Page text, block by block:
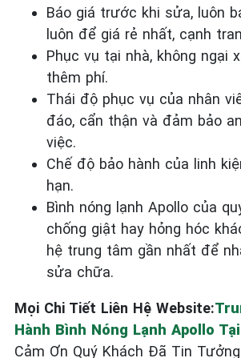
Báo giá trước khi sửa, luôn
luôn để giá rẻ nhất, cạnh
Phục vụ tại nhà, không ngại
thêm phí.
Thái độ phục vụ của nhân
đáo, cẩn thận và đảm bảo
việc.
Chế độ bảo hành của linh
hạn.
Bình nóng lạnh Apollo của
chống giật hay hỏng hóc
hệ trung tâm gần nhất để
sửa chữa.
Mọi Chi Tiết Liên Hệ Website:
Hành Bình Nóng Lạnh Apollo
Cảm Ơn Quý Khách Đã Tin